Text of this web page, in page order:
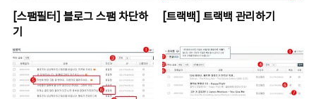
[스팸필터] 블로그 스팸 차단하
기
[트랙백] 트랙백 관리하기